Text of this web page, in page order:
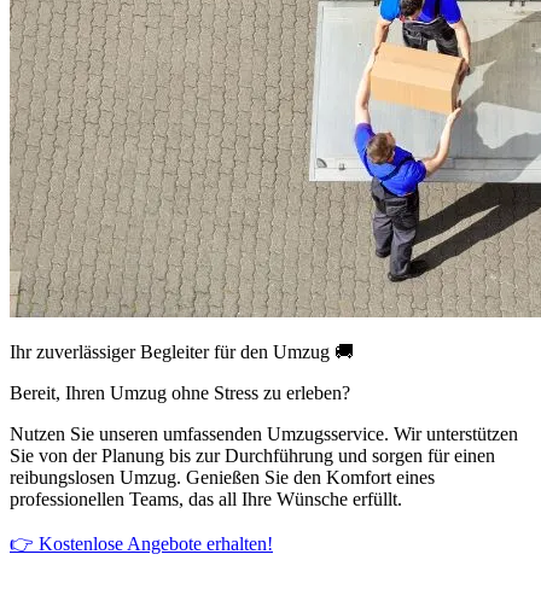
Ihr zuverlässiger Begleiter für den Umzug 🚚
Bereit, Ihren Umzug ohne Stress zu erleben?
Nutzen Sie unseren umfassenden Umzugsservice. Wir unterstützen
Sie von der Planung bis zur Durchführung und sorgen für einen
reibungslosen Umzug. Genießen Sie den Komfort eines
professionellen Teams, das all Ihre Wünsche erfüllt.
👉 Kostenlose Angebote erhalten!